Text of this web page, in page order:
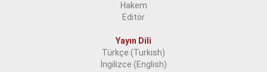
Hakem
Editör
Yayın Dili
Türkçe (Turkish)
İngilizce (English)